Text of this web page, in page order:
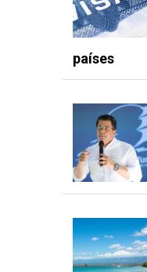
países